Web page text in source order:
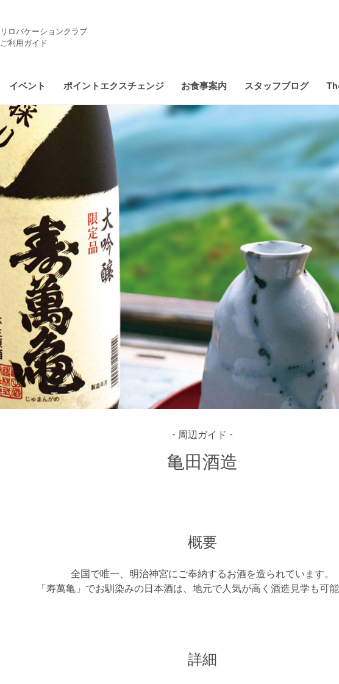
リロバケーションクラブ
ご利用ガイド
イベント ポイントエクスチェンジ お食事案内 スタッフブログ
- 周辺ガイド -
亀田酒造
概要
全国で唯一、明治神宮にご奉納するお酒を造られています。
「寿萬亀」でお馴染みの日本酒は、地元で人気が高く酒造見学も可
詳細